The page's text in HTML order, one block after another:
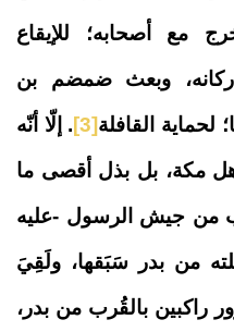
مع أصحابه؛ للإيقاع
وبعث ضمضم بن
القافلة[3]. إلّا أنّه
مكة، بل بذل أقصى ما
من جيش الرسول -عليه
من بدر سَبَقها، ولَقِيَ
راكبين بالقُرب من بدر،